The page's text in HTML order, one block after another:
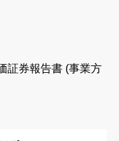
証券報告書 (事業方